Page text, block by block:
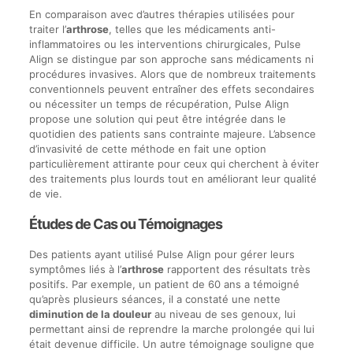
En comparaison avec d’autres thérapies utilisées pour
traiter l’arthrose, telles que les médicaments anti-
inflammatoires ou les interventions chirurgicales, Pulse
Align se distingue par son approche sans médicaments ni
procédures invasives. Alors que de nombreux traitements
conventionnels peuvent entraîner des effets secondaires
ou nécessiter un temps de récupération, Pulse Align
propose une solution qui peut être intégrée dans le
quotidien des patients sans contrainte majeure. L’absence
d’invasivité de cette méthode en fait une option
particulièrement attirante pour ceux qui cherchent à éviter
des traitements plus lourds tout en améliorant leur qualité
de vie.
Études de Cas ou Témoignages
Des patients ayant utilisé Pulse Align pour gérer leurs
symptômes liés à l’arthroserapportent des résultats très
positifs. Par exemple, un patient de 60 ans a témoigné
qu’après plusieurs séances, il a constaté une nette
diminution de la douleurau niveau de ses genoux, lui
permettant ainsi de reprendre la marche prolongée qui lui
était devenue difficile. Un autre témoignage souligne que